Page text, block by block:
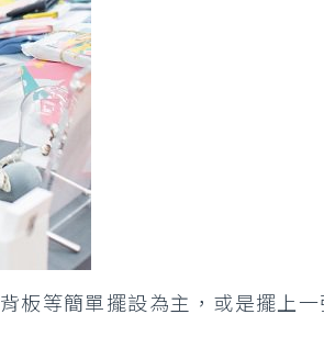
板等簡單擺設為主，或是擺上一